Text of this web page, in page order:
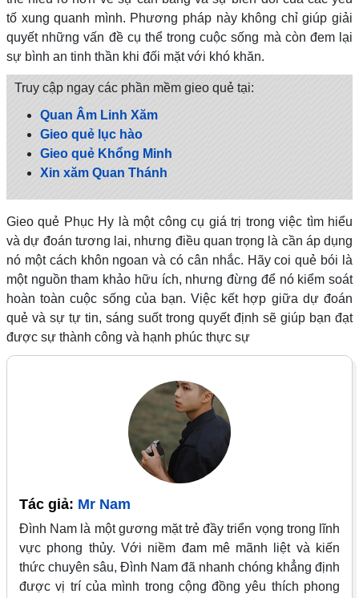
tố xung quanh mình. Phương pháp này không chỉ giúp giải
quyết những vấn đề cụ thể trong cuộc sống mà còn đem lại
sự bình an tinh thần khi đối mặt với khó khăn.
Truy cập ngay các phần mềm gieo quẻ tại:
Quan Âm Linh Xăm
Gieo quẻ lục hào
Gieo quẻ Khổng Minh
Xin xăm Quan Thánh
Gieo quẻ Phục Hy là một công cụ giá trị trong việc tìm hiểu
và dự đoán tương lai, nhưng điều quan trọng là cần áp dụng
nó một cách khôn ngoan và có cân nhắc. Hãy coi quẻ bói là
một nguồn tham khảo hữu ích, nhưng đừng để nó kiểm soát
hoàn toàn cuộc sống của bạn. Việc kết hợp giữa dự đoán
quẻ và sự tự tin, sáng suốt trong quyết định sẽ giúp bạn đạt
được sự thành công và hạnh phúc thực sự
Tác giả: Mr Nam
Đình Nam là một gương mặt trẻ đầy triển vọng trong lĩnh
vực phong thủy. Với niềm đam mê mãnh liệt và kiến
thức chuyên sâu, Đình Nam đã nhanh chóng khẳng định
được vị trí của mình trong cộng đồng yêu thích phong